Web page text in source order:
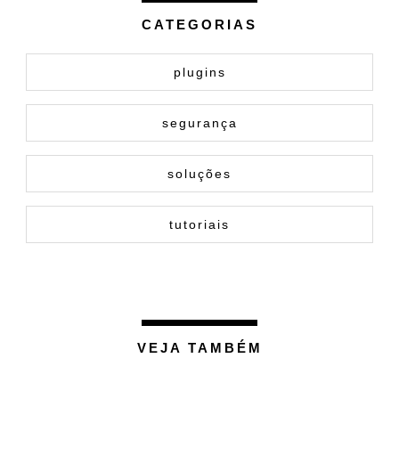
CATEGORIAS
plugins
segurança
soluções
tutoriais
VEJA TAMBÉM